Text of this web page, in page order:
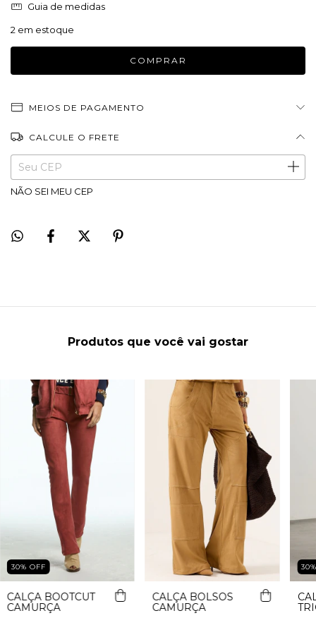
Guia de medidas
2 em estoque
MEIOS DE PAGAMENTO
CALCULE O FRETE
Entregas para o CEP: ALTERAR CEP
NÃO SEI MEU CEP
Produtos que você vai gostar
30% OFF
CALÇA BOOTCUT
CAMURÇA
CALÇA BOLSOS
CAMURÇA
30